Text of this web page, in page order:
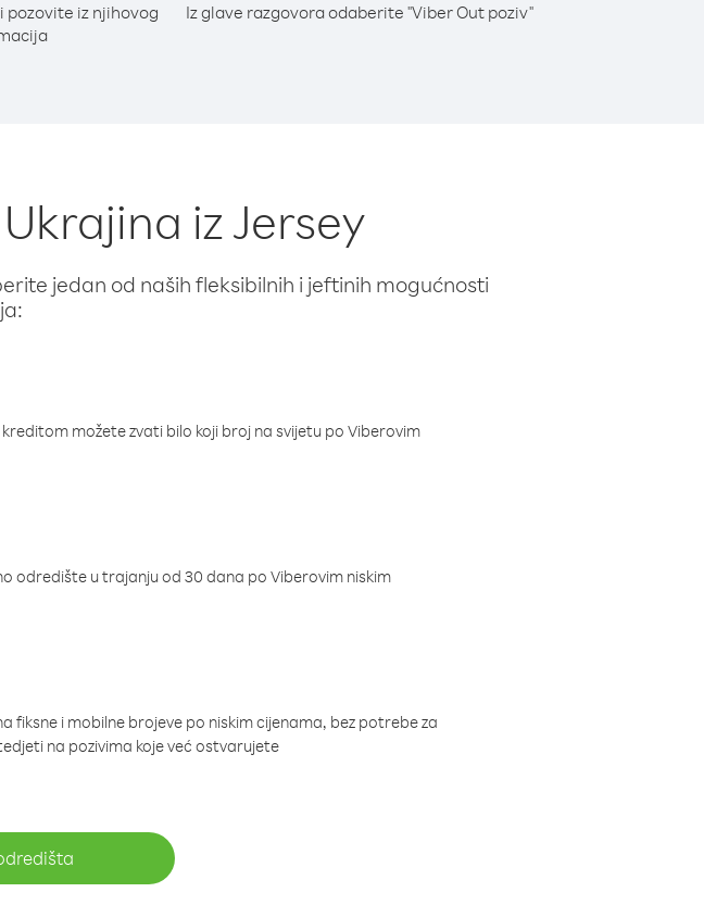
pozovite iz njihovog
Iz glave razgovora odaberite "Viber Out poziv"
iz Jersey
jedan od naših fleksibilnih i jeftinih mogućnosti
možete zvati bilo koji broj na svijetu po Viberovim
odredište u trajanju od 30 dana po Viberovim niskim
i mobilne brojeve po niskim cijenama, bez potrebe za
na pozivima koje već ostvarujete